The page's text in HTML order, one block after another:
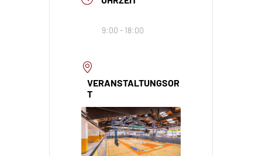
9:00 - 18:00
VERANSTALTUNGSOR
T